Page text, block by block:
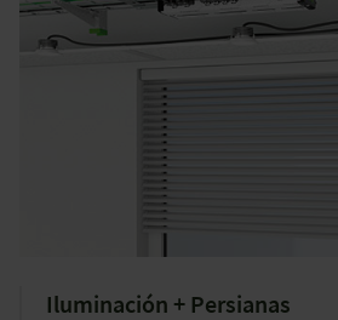
Iluminación + Persianas